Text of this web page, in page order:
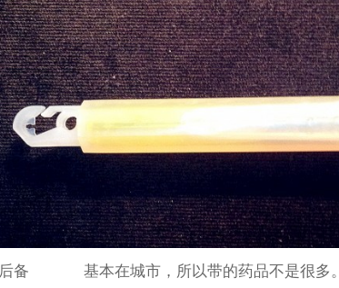
备 基本在城市，所以带的药品不是很多。